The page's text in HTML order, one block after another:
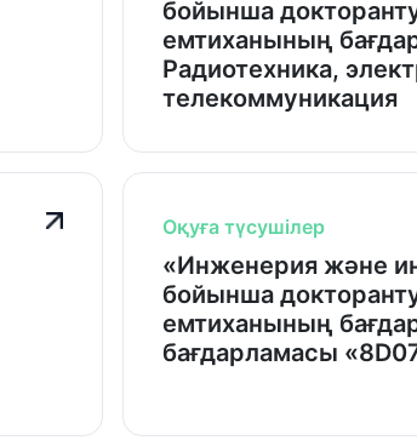
бойынша
емтиханының
Радиотехника,
телекоммуникация
Оқуға түсушілер
«Инженерия және
бойынша
емтиханының
бағдарламасы